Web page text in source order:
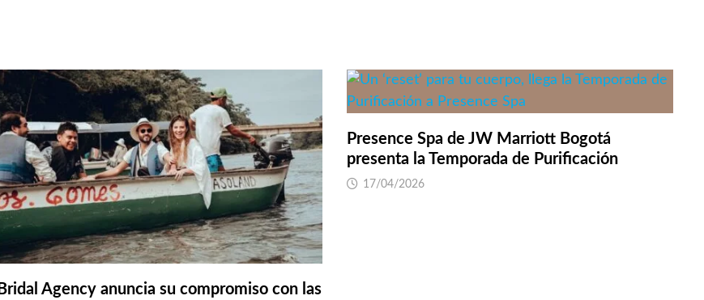
Bridal Agency anuncia su compromiso con las
Presence Spa de JW Marriott Bogotá
presenta la Temporada de Purificación
17/04/2026